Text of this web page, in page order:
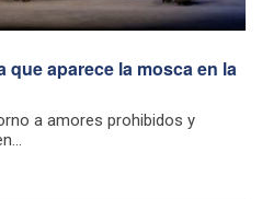
que aparece la mosca en la
a amores prohibidos y